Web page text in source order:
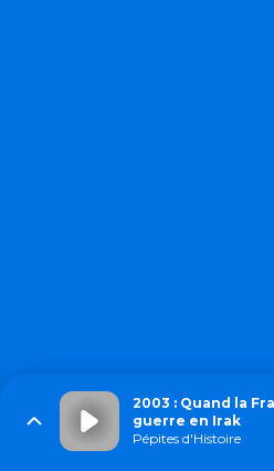
2003 : Quand la
guerre en Irak
Pépites d'Histoire